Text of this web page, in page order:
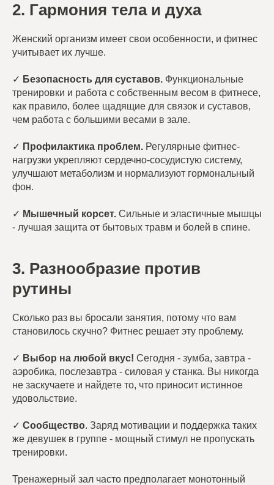
2. Гармония тела и духа
Женский организм имеет свои особенности, и фитнес
учитывает их лучше.
✓ Безопасность для суставов. Функциональные
тренировки и работа с собственным весом в фитнесе,
как правило, более щадящие для связок и суставов,
чем работа с большими весами в зале.
✓ Профилактика проблем. Регулярные фитнес-
нагрузки укрепляют сердечно-сосудистую систему,
улучшают метаболизм и нормализуют гормональный
фон.
✓ Мышечный корсет. Сильные и эластичные мышцы
- лучшая защита от бытовых травм и болей в спине.
3. Разнообразие против
рутины
Сколько раз вы бросали занятия, потому что вам
становилось скучно? Фитнес решает эту проблему.
✓ Выбор на любой вкус! Сегодня - зумба, завтра -
аэробика, послезавтра - силовая у станка. Вы никогда
не заскучаете и найдете то, что приносит истинное
удовольствие.
✓ Сообщество. Заряд мотивации и поддержка таких
же девушек в группе - мощный стимул не пропускать
тренировки.
Тренажерный зал часто предполагает монотонный